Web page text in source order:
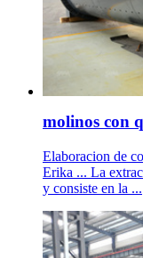
molinos con
Elaboracion de
Erika ... La
y consiste en la ...